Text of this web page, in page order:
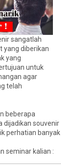
sangatlah
yang diberikan
yang
untuk
agar
telah
beberapa
dijadikan souvenir
perhatian banyak
seminar kalian :